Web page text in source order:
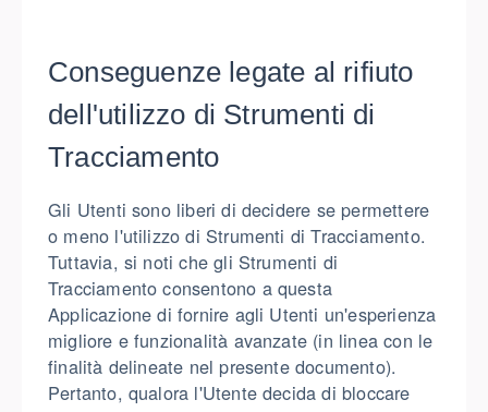
Conseguenze legate al rifiuto
dell'utilizzo di Strumenti di
Tracciamento
Gli Utenti sono liberi di decidere se permettere
o meno l'utilizzo di Strumenti di Tracciamento.
Tuttavia, si noti che gli Strumenti di
Tracciamento consentono a questa
Applicazione di fornire agli Utenti un'esperienza
migliore e funzionalità avanzate (in linea con le
finalità delineate nel presente documento).
Pertanto, qualora l'Utente decida di bloccare